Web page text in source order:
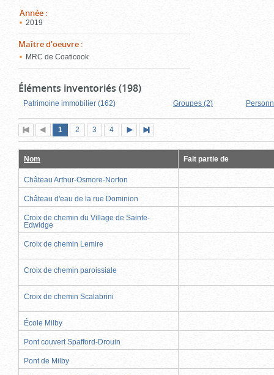
Année :
2019
Maître d'oeuvre :
MRC de Coaticook
Éléments inventoriés (198)
Patrimoine immobilier (162) Groupes (2)
Première
page
Page
précédente
Page
1 (page
actuelle)
Page
2 Page
3 Page
4
suivante
page
Nom Fait partie de
Château Arthur-Osmore-Norton
Château d'eau de la rue Dominion
Croix de chemin du Village de Sainte-
Edwidge
Croix de chemin Lemire
Croix de chemin paroissiale
Croix de chemin Scalabrini
École Milby
Pont couvert Spafford-Drouin
Pont de Milby